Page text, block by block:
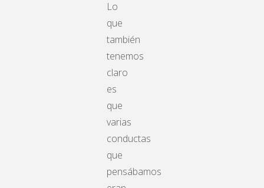
Lo
que
también
tenemos
claro
es
que
varias
conductas
que
pensábamos